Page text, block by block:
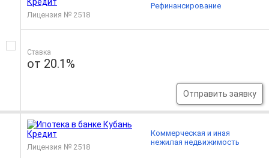
Лицензия № 2518
Ставка
от 20.1%
Отправить заявку
Рефинансирование
Лицензия № 2518
Коммерческая и иная
нежилая недвижимость